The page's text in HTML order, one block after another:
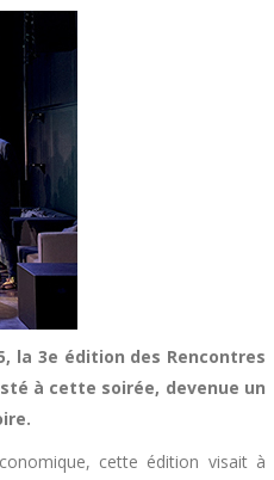
la 3e édition des Rencontres
à cette soirée, devenue un
cette édition visait à